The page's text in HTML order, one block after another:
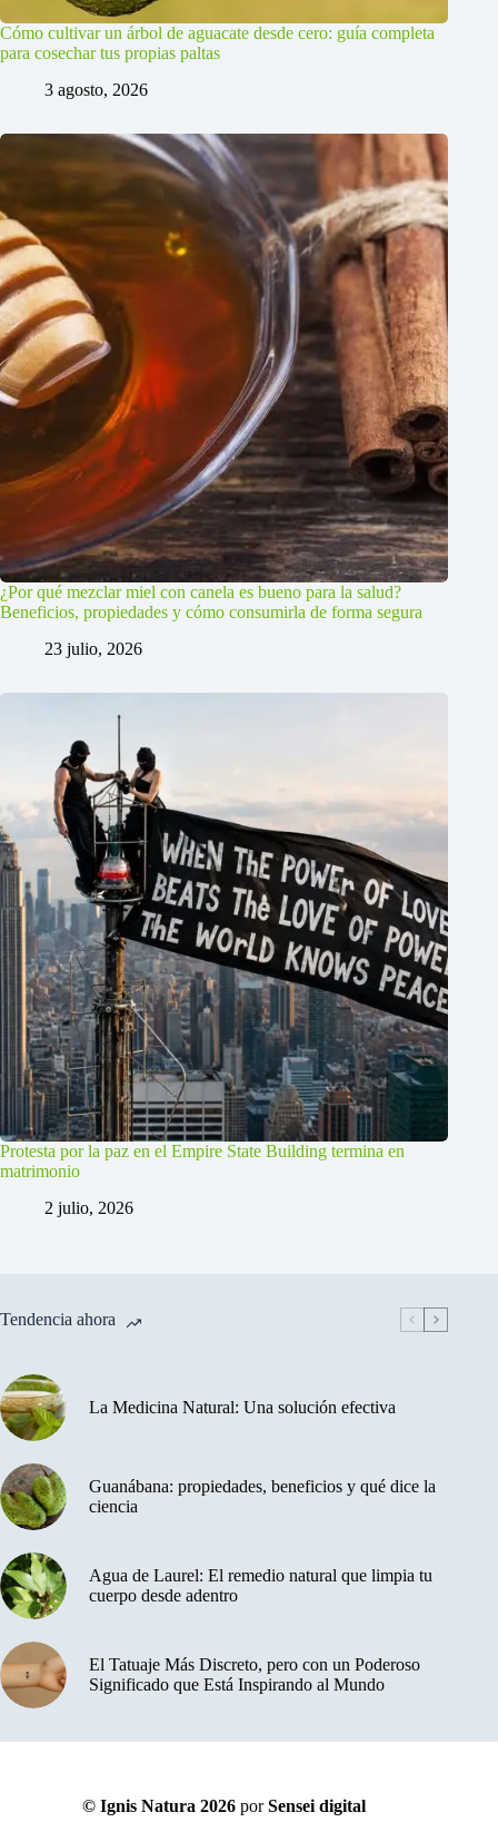
Cómo cultivar un árbol de aguacate desde cero: guía completa
para cosechar tus propias paltas
3 agosto, 2026
¿Por qué mezclar miel con canela es bueno para la salud?
Beneficios, propiedades y cómo consumirla de forma segura
23 julio, 2026
Protesta por la paz en el Empire State Building termina en
matrimonio
2 julio, 2026
Tendencia ahora
La Medicina Natural: Una solución efectiva
Guanábana: propiedades, beneficios y qué dice la
ciencia
Agua de Laurel: El remedio natural que limpia tu
cuerpo desde adentro
El Tatuaje Más Discreto, pero con un Poderoso
Significado que Está Inspirando al Mundo
© Ignis Natura 2026 porSensei digital